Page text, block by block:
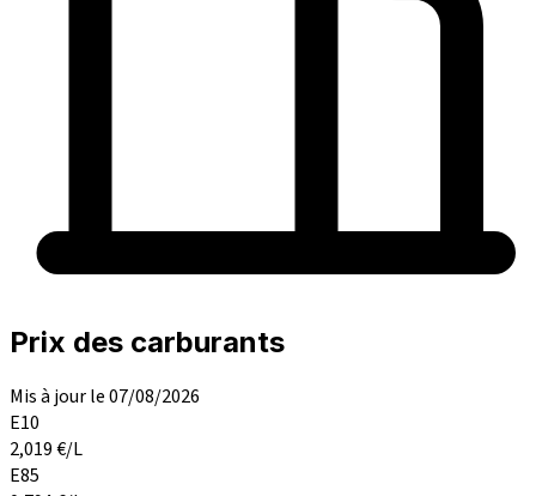
Prix des carburants
Mis à jour le 07/08/2026
E10
2,019€/L
E85